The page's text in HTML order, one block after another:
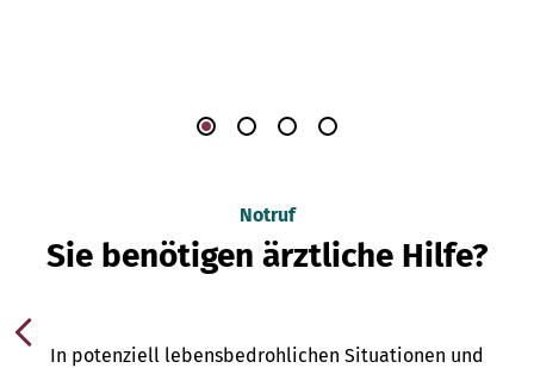
Notruf
Sie benötigen ärztliche Hilfe?
In potenziell lebensbedrohlichen Situationen und